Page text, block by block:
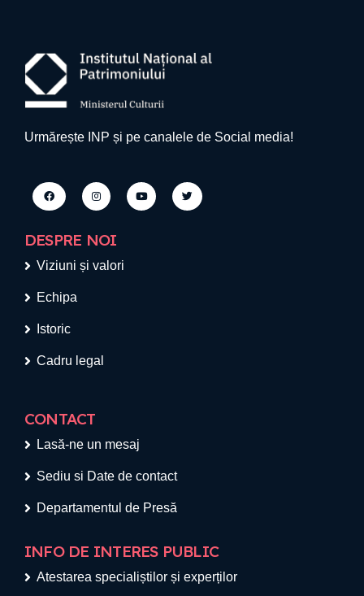
Urmărește INP și pe canalele de Social media!
DESPRE NOI
Viziuni și valori
Echipa
Istoric
Cadru legal
CONTACT
Lasă-ne un mesaj
Sediu si Date de contact
Departamentul de Presă
INFO DE INTERES PUBLIC
Atestarea specialiștilor și experților